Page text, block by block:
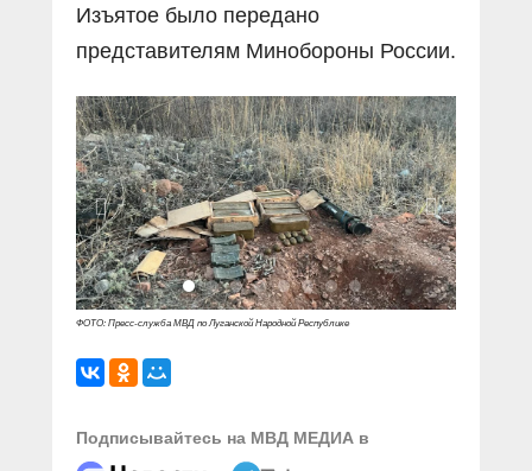
Изъятое было передано
представителям Минобороны России.
ФОТО: Пресс-служба МВД по Луганской Народной Республике
Подписывайтесь на МВД МЕДИА в